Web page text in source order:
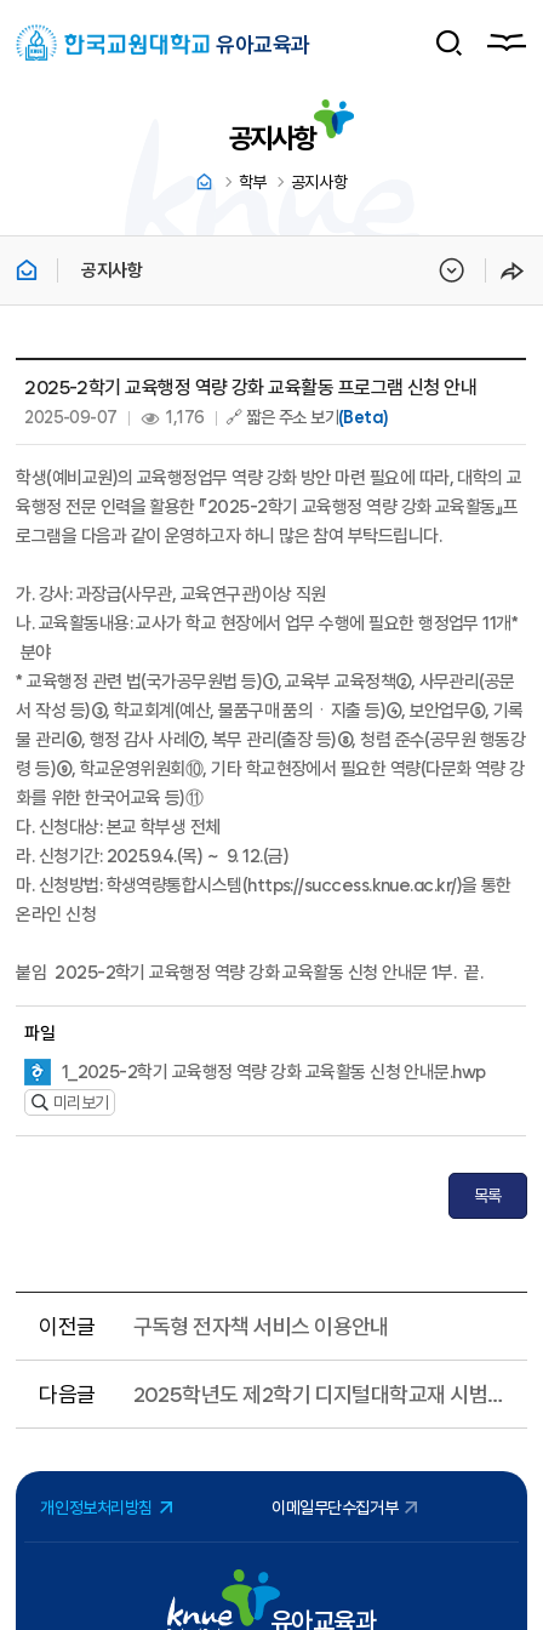
유아교육과
공지사항
학부 공지사항
공지사항
2025-2학기 교육행정 역량 강화 교육활동 프로그램 신청 안내
2025-09-07 1,176 🔗 짧은 주소 보기(Beta)
학생(예비교원)의 교육행정업무 역량 강화 방안 마련 필요에 따라, 대학의 교
육행정 전문 인력을 활용한 『2025-2학기 교육행정 역량 강화 교육활동』프
로그램을 다음과 같이 운영하고자 하니 많은 참여 부탁드립니다.
가. 강사: 과장급(사무관, 교육연구관)이상 직원
나. 교육활동내용: 교사가 학교 현장에서 업무 수행에 필요한 행정업무 11개*
분야
* 교육행정 관련 법(국가공무원법 등)①, 교육부 교육정책②, 사무관리(공문
서 작성 등)③, 학교회계(예산, 물품구매 품의ㆍ지출 등)④, 보안업무⑤, 기록
물 관리⑥, 행정 감사 사례⑦, 복무 관리(출장 등)⑧, 청렴 준수(공무원 행동강
령 등)⑨, 학교운영위원회⑩, 기타 학교현장에서 필요한 역량(다문화 역량 강
화를 위한 한국어교육 등)⑪
다. 신청대상: 본교 학부생 전체
라. 신청기간: 2025.9.4.(목) ~ 9. 12.(금)
마. 신청방법: 학생역량통합시스템(https://success.knue.ac.kr/)을 통한
온라인 신청
붙임 2025-2학기 교육행정 역량 강화 교육활동 신청 안내문 1부. 끝.
파일
1_2025-2학기 교육행정 역량 강화 교육활동 신청 안내문.hwp
미리보기
목록
이전글 구독형 전자책 서비스 이용안내
다음글 2025학년도 제2학기 디지털대학교재 시범서비스 운영 안내
개인정보처리방침 이메일무단수집거부
유아교육과